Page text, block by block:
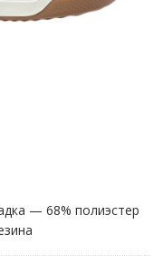
— 68% полиэстер